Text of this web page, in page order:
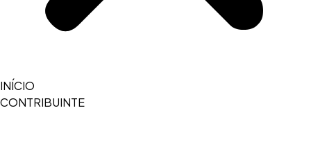
INÍCIO
CONTRIBUINTE